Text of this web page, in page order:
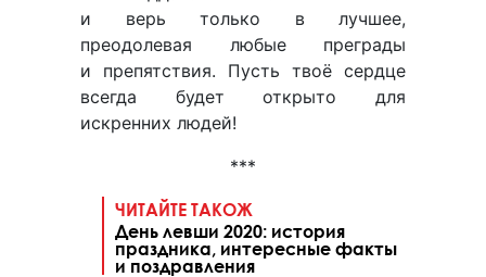
и верь только в лучшее,
преодолевая любые преграды
и препятствия. Пусть твоё сердце
всегда будет открыто для
искренних людей!
***
ЧИТАЙТЕ ТАКОЖ
День левши 2020: история
праздника, интересные факты
и поздравления